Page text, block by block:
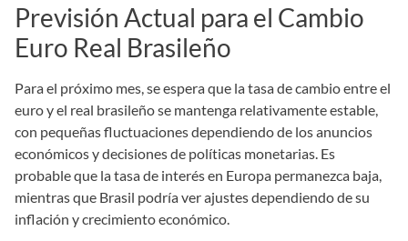
Previsión Actual para el Cambio
Euro Real Brasileño
Para el próximo mes, se espera que la tasa de cambio entre el
euro y el real brasileño se mantenga relativamente estable,
con pequeñas fluctuaciones dependiendo de los anuncios
económicos y decisiones de políticas monetarias. Es
probable que la tasa de interés en Europa permanezca baja,
mientras que Brasil podría ver ajustes dependiendo de su
inflación y crecimiento económico.